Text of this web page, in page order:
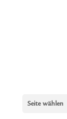
Seite wählen